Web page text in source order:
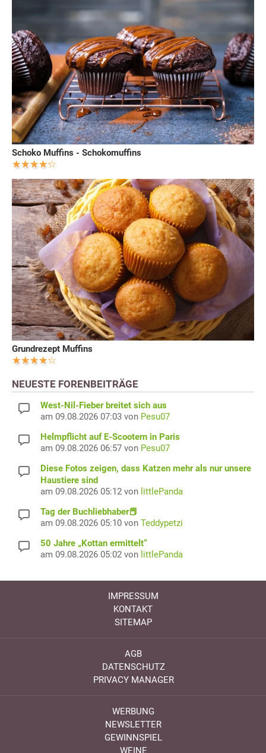
Schoko Muffins - Schokomuffins
Grundrezept Muffins
NEUESTE FORENBEITRÄGE
West-Nil-Fieber breitet sich aus
am 09.08.2026 07:03 von Pesu07
Helmpflicht auf E-Scootern in Paris
am 09.08.2026 06:57 von Pesu07
Diese Fotos zeigen, dass Katzen mehr als nur unsere
Haustiere sind
am 09.08.2026 05:12 von littlePanda
Tag der Buchliebhaber📕
am 09.08.2026 05:10 von Teddypetzi
50 Jahre „Kottan ermittelt“
am 09.08.2026 05:02 von littlePanda
IMPRESSUM
KONTAKT
SITEMAP
AGB
DATENSCHUTZ
PRIVACY MANAGER
WERBUNG
NEWSLETTER
GEWINNSPIEL
WEINE